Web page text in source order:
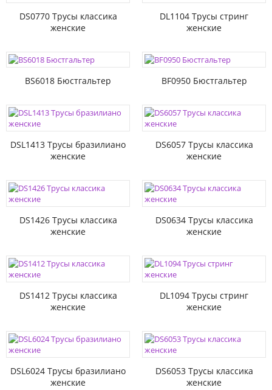
DS0770 Трусы классика
женские
DL1104 Трусы стринг
женские
BS6018 Бюстгальтер BF0950 Бюстгальтер
DSL1413 Трусы бразилиано
женские
DS6057 Трусы классика
женские
DS1426 Трусы классика
женские
DS0634 Трусы классика
женские
DS1412 Трусы классика
женские
DL1094 Трусы стринг
женские
DSL6024 Трусы бразилиано
женские
DS6053 Трусы классика
женские